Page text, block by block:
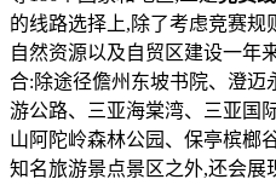
的线路选择上,除了考虑竞赛规
自然资源以及自贸区建设一年
合:除途径儋州东坡书院、澄迈
游公路、三亚海棠湾、三亚国
山阿陀岭森林公园、保亭槟榔
知名旅游景点景区之外,还会展